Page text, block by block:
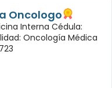
Oncologo
Interna Cédula:
Oncología Médica